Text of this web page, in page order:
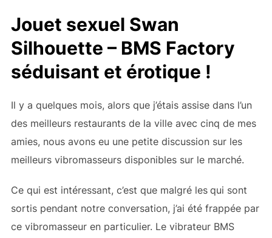
Jouet sexuel Swan
Silhouette – BMS Factory
séduisant et érotique !
Il y a quelques mois, alors que j’étais assise dans l’un
des meilleurs restaurants de la ville avec cinq de mes
amies, nous avons eu une petite discussion sur les
meilleurs vibromasseurs disponibles sur le marché.
Ce qui est intéressant, c’est que malgré les qui sont
sortis pendant notre conversation, j’ai été frappée par
ce vibromasseur en particulier. Le vibrateur BMS